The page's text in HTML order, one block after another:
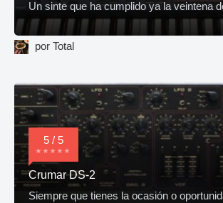
Un sinte que ha cumplido ya la veintena
por Total
5 / 5
Crumar DS-2
Siempre que tienes la ocasión o